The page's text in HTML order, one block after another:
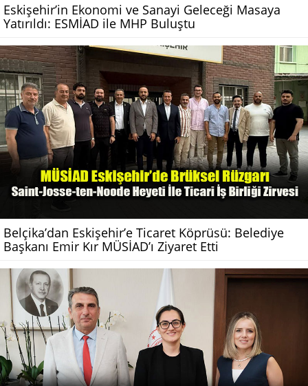
Eskişehir’in Ekonomi ve Sanayi Geleceği Masaya
Yatırıldı: ESMİAD ile MHP Buluştu
Belçika’dan Eskişehir’e Ticaret Köprüsü: Belediye
Başkanı Emir Kır MÜSİAD’ı Ziyaret Etti